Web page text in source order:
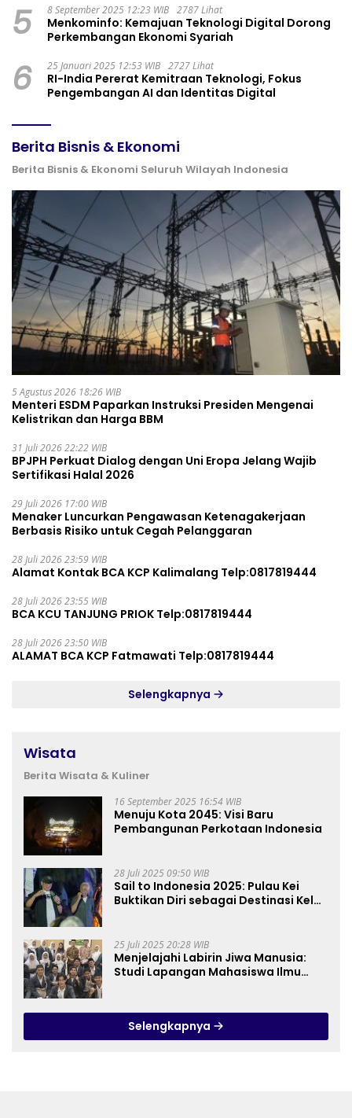
5 8 September 2025 12:23 WIB 2787 Lihat
Menkominfo: Kemajuan Teknologi Digital Dorong
Perkembangan Ekonomi Syariah
6 25 Januari 2025 12:53 WIB 2727 Lihat
RI-India Pererat Kemitraan Teknologi, Fokus
Pengembangan AI dan Identitas Digital
Berita Bisnis & Ekonomi
Berita Bisnis & Ekonomi Seluruh Wilayah Indonesia
5 Agustus 2026 18:26 WIB
Menteri ESDM Paparkan Instruksi Presiden Mengenai
Kelistrikan dan Harga BBM
31 Juli 2026 22:22 WIB
BPJPH Perkuat Dialog dengan Uni Eropa Jelang Wajib
Sertifikasi Halal 2026
29 Juli 2026 17:00 WIB
Menaker Luncurkan Pengawasan Ketenagakerjaan
Berbasis Risiko untuk Cegah Pelanggaran
28 Juli 2026 23:59 WIB
Alamat Kontak BCA KCP Kalimalang Telp:0817819444
28 Juli 2026 23:55 WIB
BCA KCU TANJUNG PRIOK Telp:0817819444
28 Juli 2026 23:50 WIB
ALAMAT BCA KCP Fatmawati Telp:0817819444
Selengkapnya
Wisata
Berita Wisata & Kuliner
16 September 2025 16:54 WIB
Menuju Kota 2045: Visi Baru
Pembangunan Perkotaan Indonesia
28 Juli 2025 09:50 WIB
Sail to Indonesia 2025: Pulau Kei
Buktikan Diri sebagai Destinasi Kelas
25 Juli 2025 20:28 WIB
Menjelajahi Labirin Jiwa Manusia:
Studi Lapangan Mahasiswa Ilmu
Selengkapnya